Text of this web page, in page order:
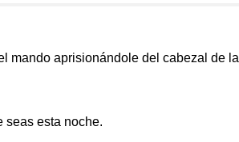
mando aprisionándole del cabezal de la
seas esta noche.